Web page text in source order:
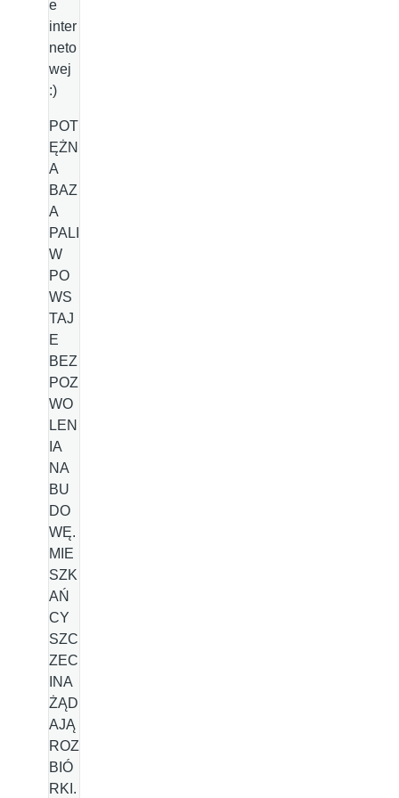
e
inter
neto
wej
:)
POT
ĘŻN
A
BAZ
A
PALI
W
PO
WS
TAJ
E
BEZ
POZ
WO
LEN
IA
NA
BU
DO
WĘ.
MIE
SZK
AŃ
CY
SZC
ZEC
INA
ŻĄD
AJĄ
ROZ
BIÓ
RKI.